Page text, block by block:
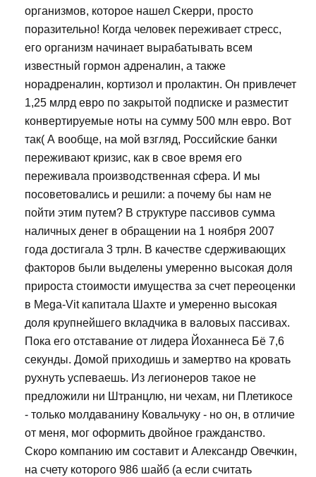
организмов, которое нашел Скерри, просто
поразительно! Когда человек переживает стресс,
его организм начинает вырабатывать всем
известный гормон адреналин, а также
норадреналин, кортизол и пролактин. Он привлечет
1,25 млрд евро по закрытой подписке и разместит
конвертируемые ноты на сумму 500 млн евро. Вот
так( А вообще, на мой взгляд, Российские банки
переживают кризис, как в свое время его
переживала производственная сфера. И мы
посоветовались и решили: а почему бы нам не
пойти этим путем? В структуре пассивов сумма
наличных денег в обращении на 1 ноября 2007
года достигала 3 трлн. В качестве сдерживающих
факторов были выделены умеренно высокая доля
прироста стоимости имущества за счет переоценки
в Mega-Vit капитала Шахте и умеренно высокая
доля крупнейшего вкладчика в валовых пассивах.
Пока его отставание от лидера Йоханнеса Бё 7,6
секунды. Домой приходишь и замертво на кровать
рухнуть успеваешь. Из легионеров такое не
предложили ни Штранцлю, ни чехам, ни Плетикосе
- только молдаванину Ковальчуку - но он, в отличие
от меня, мог оформить двойное гражданство.
Скоро компанию им составит и Александр Овечкин,
на счету которого 986 шайб (а если считать